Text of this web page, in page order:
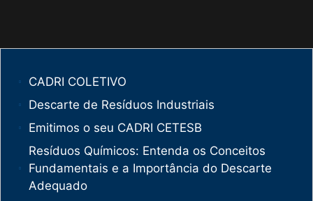
CADRI COLETIVO
Descarte de Resíduos Industriais
Emitimos o seu CADRI CETESB
Resíduos Químicos: Entenda os Conceitos
Fundamentais e a Importância do Descarte
Adequado